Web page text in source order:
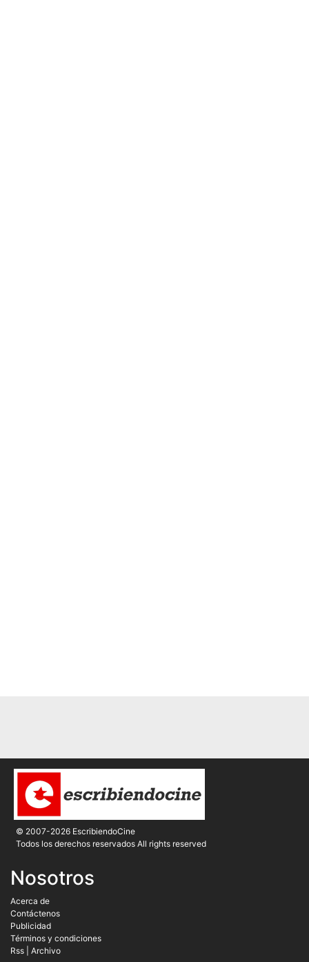
© 2007-2026 EscribiendoCine
Todos los derechos reservados All rights reserved
Nosotros
Acerca de
Contáctenos
Publicidad
Términos y condiciones
Rss
Archivo